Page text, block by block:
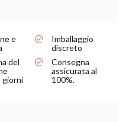
e
Imballaggio
discreto
del
giorni
Consegna
assicurata al
100%.